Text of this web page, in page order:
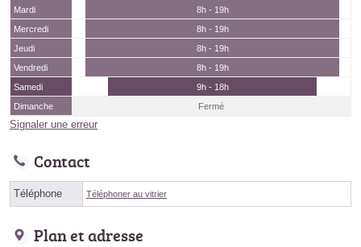
Mardi
8h - 19h
Mercredi
8h - 19h
Jeudi
8h - 19h
Vendredi
8h - 19h
Samedi
9h - 18h
Dimanche
Fermé
Signaler une erreur
Contact
Téléphone Téléphoner au vitrier
Plan et adresse